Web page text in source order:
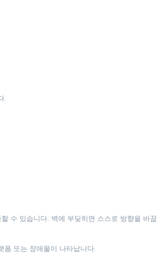
.
수 있습니다. 벽에 부딪히면 스스로 방향을 바
폼 또는 장애물이 나타납니다.